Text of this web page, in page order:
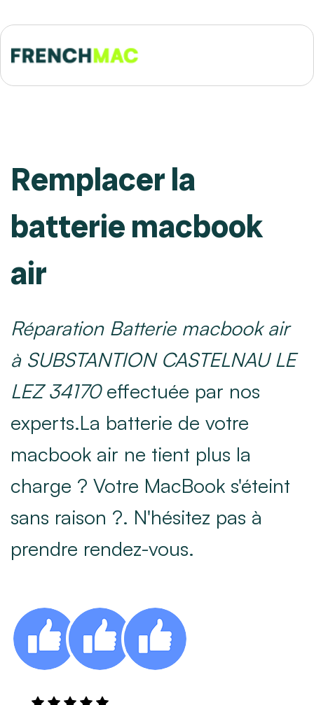
Remplacer la
batterie macbook
air
Réparation Batterie macbook air
à SUBSTANTION CASTELNAU LE
LEZ 34170effectuée par nos
experts.La batterie de votre
macbook air ne tient plus la
charge ? Votre MacBook s'éteint
sans raison ?. N'hésitez pas à
prendre rendez-vous.